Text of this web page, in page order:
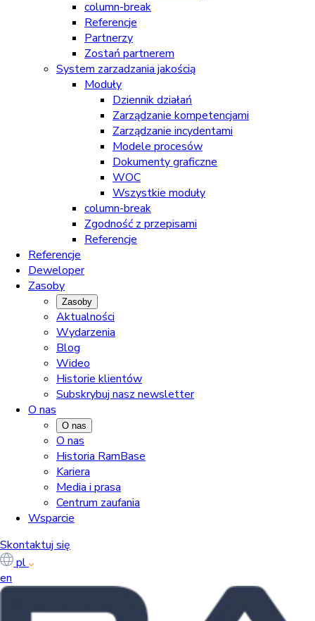
column-break
Referencje
Partnerzy
Zostań partnerem
System zarzadzania jakością
Moduły
Dziennik działań
Zarządzanie kompetencjami
Zarządzanie incydentami
Modele procesów
Dokumenty graficzne
WOC
Wszystkie moduły
column-break
Zgodność z przepisami
Referencje
Referencje
Deweloper
Zasoby
Zasoby
Aktualności
Wydarzenia
Blog
Wideo
Historie klientów
Subskrybuj nasz newsletter
O nas
O nas
O nas
Historia RamBase
Kariera
Media i prasa
Centrum zaufania
Wsparcie
Skontaktuj się
pl
en